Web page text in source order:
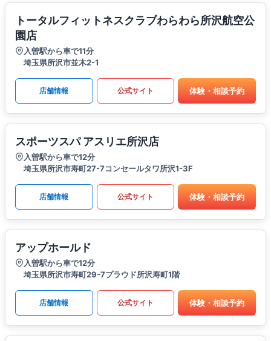
トータルフィットネスクラブわらわら所沢航空公
園店
入曽駅から車で11分
埼玉県所沢市並木2-1
店舗情報 公式サイト 体験・相談予約
スポーツスパ アスリエ所沢店
入曽駅から車で12分
埼玉県所沢市寿町27-7コンセールタワ所沢1-3F
店舗情報 公式サイト 体験・相談予約
アップホールド
入曽駅から車で12分
埼玉県所沢市寿町29-7プラウド所沢寿町1階
店舗情報 公式サイト 体験・相談予約